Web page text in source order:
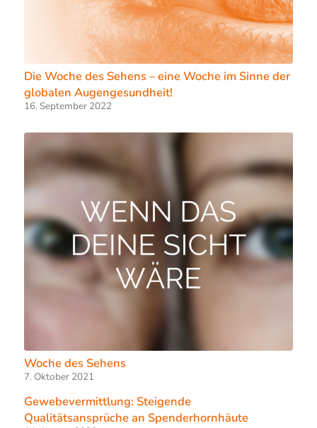
Die Woche des Sehens – eine Woche im Sinne der
globalen Augengesundheit!
16. September 2022
Woche des Sehens
7. Oktober 2021
Gewebevermittlung: Steigende
Qualitätsansprüche an Spenderhornhäute